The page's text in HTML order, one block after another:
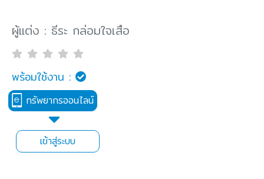
ผู้แต่ง : ธีระ กล่อมใจเสือ
พร้อมใช้งาน :
ทรัพยากรออนไลน์
เข้าสู่ระบบ